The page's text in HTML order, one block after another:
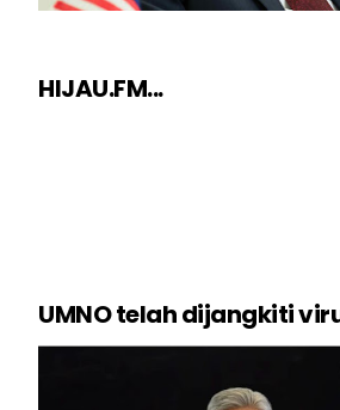
HIJAU.FM...
UMNO telah dijangkiti